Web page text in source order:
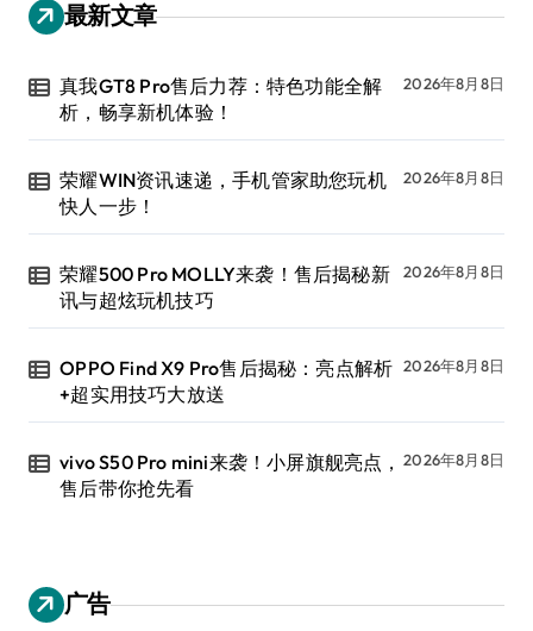
最新文章
真我GT8 Pro售后力荐：特色功能全解
析，畅享新机体验！
2026年8月8日
荣耀WIN资讯速递，手机管家助您玩机
快人一步！
2026年8月8日
荣耀500 Pro MOLLY来袭！售后揭秘新
讯与超炫玩机技巧
2026年8月8日
OPPO Find X9 Pro售后揭秘：亮点解析
+超实用技巧大放送
2026年8月8日
vivo S50 Pro mini来袭！小屏旗舰亮点，
售后带你抢先看
2026年8月8日
广告